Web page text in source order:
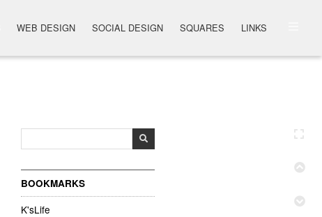
WEB DESIGN SOCIAL DESIGN SQUARES LINKS
BOOKMARKS
K'sLife